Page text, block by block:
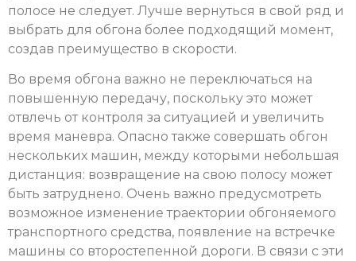
полосе не следует. Лучше вернуться в свой ряд и
выбрать для обгона более подходящий момент,
создав преимущество в скорости.
Во время обгона важно не переключаться на
повышенную передачу, поскольку это может
отвлечь от контроля за ситуацией и увеличить
время маневра. Опасно также совершать обгон
нескольких машин, между которыми небольшая
дистанция: возвращение на свою полосу может
быть затруднено. Очень важно предусмотреть
возможное изменение траектории обгоняемого
транспортного средства, появление на встречке
машины со второстепенной дороги. В связи с эти